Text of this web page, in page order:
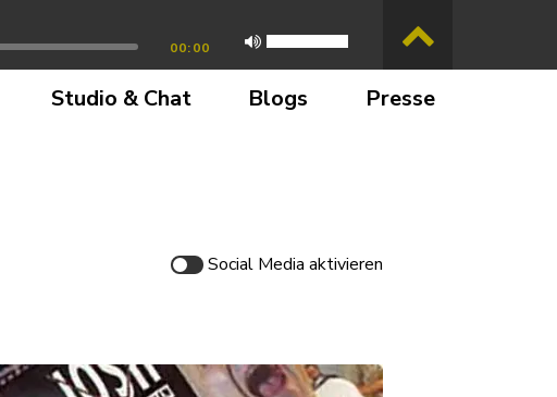
00:00
Studio & Chat Blogs Presse
Social Media aktivieren